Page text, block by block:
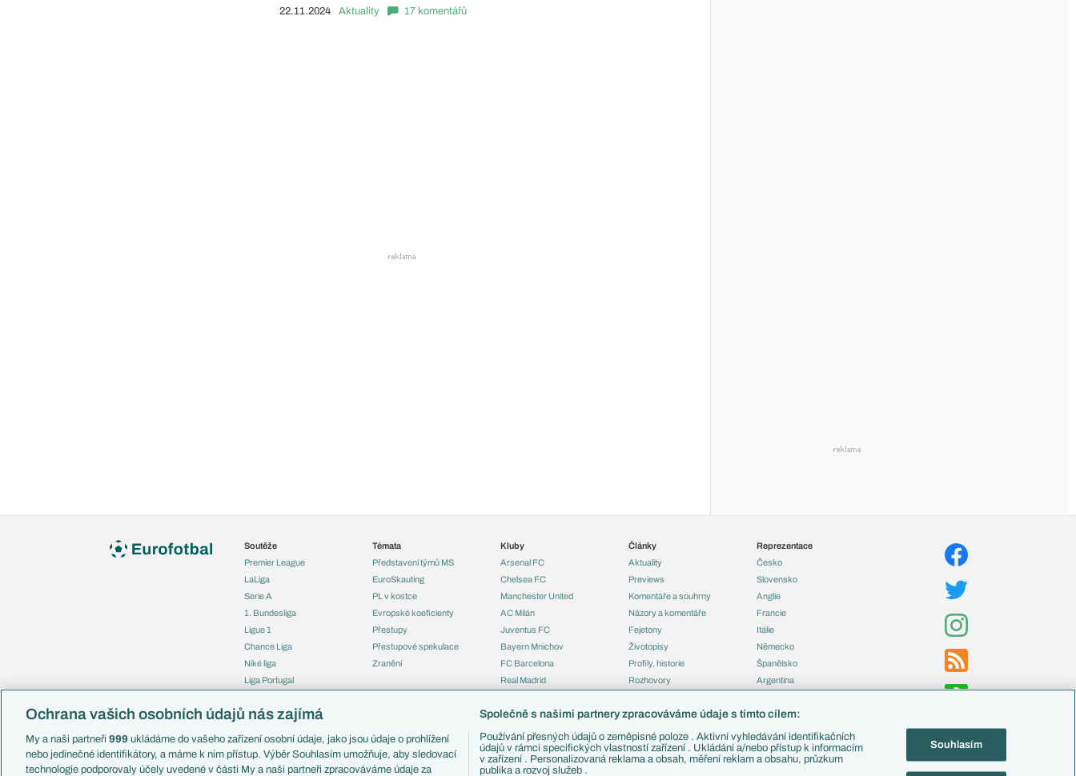
22.11.2024 Aktuality 17 komentářů
Soutěže
Premier League
LaLiga
Serie A
1. Bundesliga
Ligue 1
Chance Liga
Niké liga
Liga Portugal
Liga mistrů
Mistrovství světa
Témata
Představení týmů MS
EuroSkauting
PL v kostce
Evropské koeficienty
Přestupy
Přestupové spekulace
Zranění
Kluby
Arsenal FC
Chelsea FC
Manchester United
AC Milán
Juventus FC
Bayern Mnichov
FC Barcelona
Real Madrid
Články
Aktuality
Previews
Komentáře a souhrny
Názory a komentáře
Fejetony
Životopisy
Profily, historie
Rozhovory
Reprezentace
Česko
Slovensko
Anglie
Francie
Itálie
Německo
Španělsko
Argentina
Zápasy
Livescore
Ochrana vašich osobních údajů nás zajímá
My a naši partneři 999 ukládáme do vašeho zařízení osobní údaje, jako jsou údaje o prohlížení
nebo jedinečné identifikátory, a máme k nim přístup. Výběr Souhlasím umožňuje, aby sledovací
technologie podporovaly účely uvedené v části My a naši partneři zpracováváme údaje za
Společně s našimi partnery zpracováváme údaje s tímto cílem:
Používání přesných údajů o zeměpisné poloze . Aktivní vyhledávání identifikačních
údajů v rámci specifických vlastností zařízení . Ukládání a/nebo přístup k informacím
v zařízení . Personalizovaná reklama a obsah, měření reklam a obsahu, průzkum
publika a rozvoj služeb .
Souhlasím